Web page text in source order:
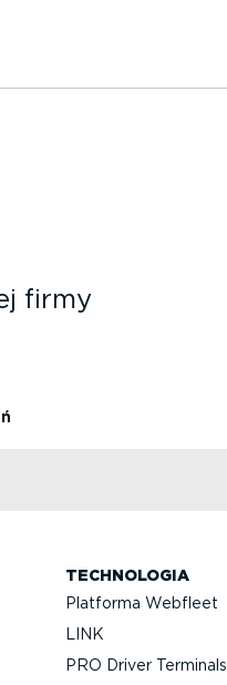
firmy
TECHNOLOGIA
Platforma Webfleet
LINK
PRO Driver Terminals